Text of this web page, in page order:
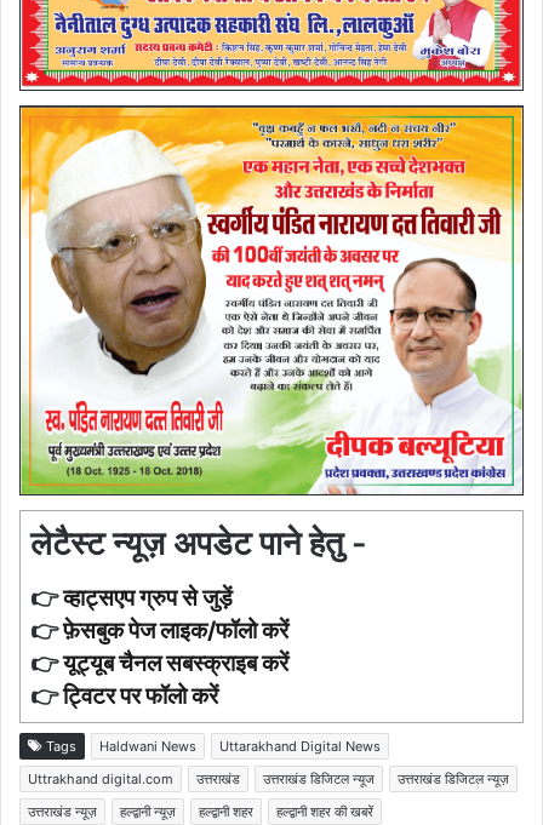
लेटैस्ट न्यूज़ अपडेट पाने हेतु -
👉व्हाट्सएप ग्रुप से जुड़ें
👉फ़ेसबुक पेज लाइक/फॉलो करें
👉यूट्यूब चैनल सबस्क्राइब करें
👉ट्विटर पर फॉलो करें
Tags Haldwani News
Uttarakhand Digital News
Uttrakhand digital.com
उत्तराखंड उत्तराखंड डिजिटल न्यूज
उत्तराखंड डिजिटल न्यूज़
उत्तराखंड न्यूज़
हल्द्वानी न्यूज़ हल्द्वानी शहर हल्द्वानी शहर की खबरें